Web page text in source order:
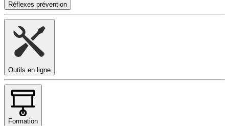
Réflexes prévention
Outils en ligne
Formation